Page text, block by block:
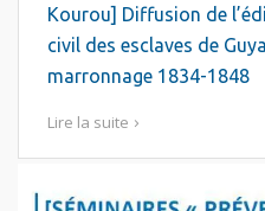
Kourou] Diffusion de
civil des esclaves de
marronnage 1834-1848
Lire la suite